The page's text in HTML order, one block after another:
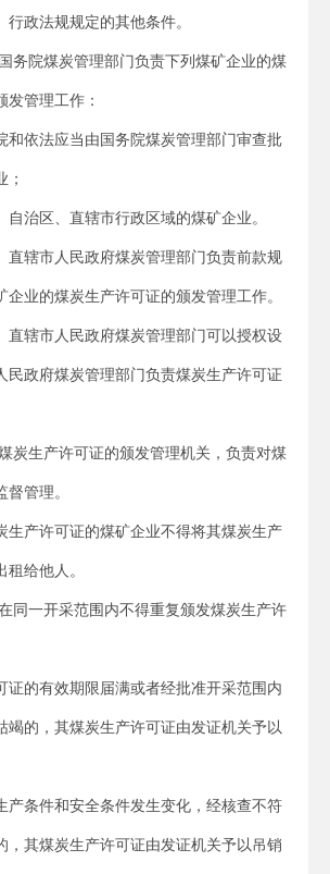
行政法规规定的其他条件。
国务院煤炭管理部门负责下列煤矿企业的煤
发管理工作：
和依法应当由国务院煤炭管理部门审查批
；
自治区、直辖市行政区域的煤矿企业。
直辖市人民政府煤炭管理部门负责前款规
企业的煤炭生产许可证的颁发管理工作。
直辖市人民政府煤炭管理部门可以授权设
民政府煤炭管理部门负责煤炭生产许可证
炭生产许可证的颁发管理机关，负责对煤
督管理。
生产许可证的煤矿企业不得将其煤炭生产
给他人。
同一开采范围内不得重复颁发煤炭生产许
证的有效期限届满或者经批准开采范围内
竭的，其煤炭生产许可证由发证机关予以
产条件和安全条件发生变化，经核查不符
，其煤炭生产许可证由发证机关予以吊销